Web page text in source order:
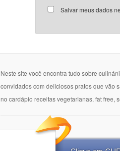
Salvar meus dados
Neste site você encontra tudo sobre
convidados com deliciosos pratos que vão
no cardápio receitas vegetarianas, fat free,